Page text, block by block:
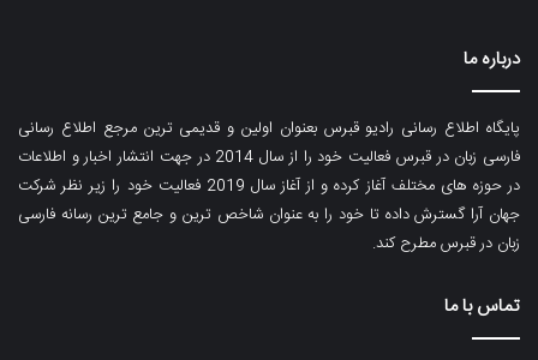
درباره ما
پایگاه اطلاع رسانی رادیو قبرس بعنوان اولین و قدیمی ترین مرجع اطلاع رسانی
فارسی زبان در قبرس فعالیت خود را از سال 2014 در جهت انتشار اخبار و اطلاعات
در حوزه های مختلف آغاز کرده و از آغاز سال 2019 فعالیت خود را زیر نظر شرکت
جهان آرا گسترش داده تا خود را به عنوان شاخص ترین و جامع ترین رسانه فارسی
زبان در قبرس مطرح کند.
تماس با ما